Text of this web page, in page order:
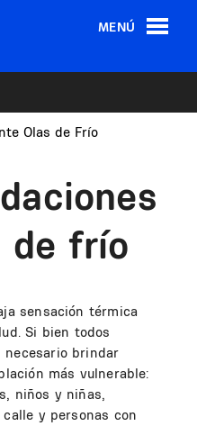
MENÚ
Olas de Frío
de frío
sensación térmica
Si bien todos
necesario brindar
más vulnerable:
niños y niñas,
y personas con